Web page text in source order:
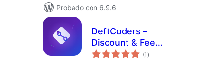
Probado con 6.9.6
DeftCoders –
Discount & Fee
Rules for
(1 valoracións
totais
)